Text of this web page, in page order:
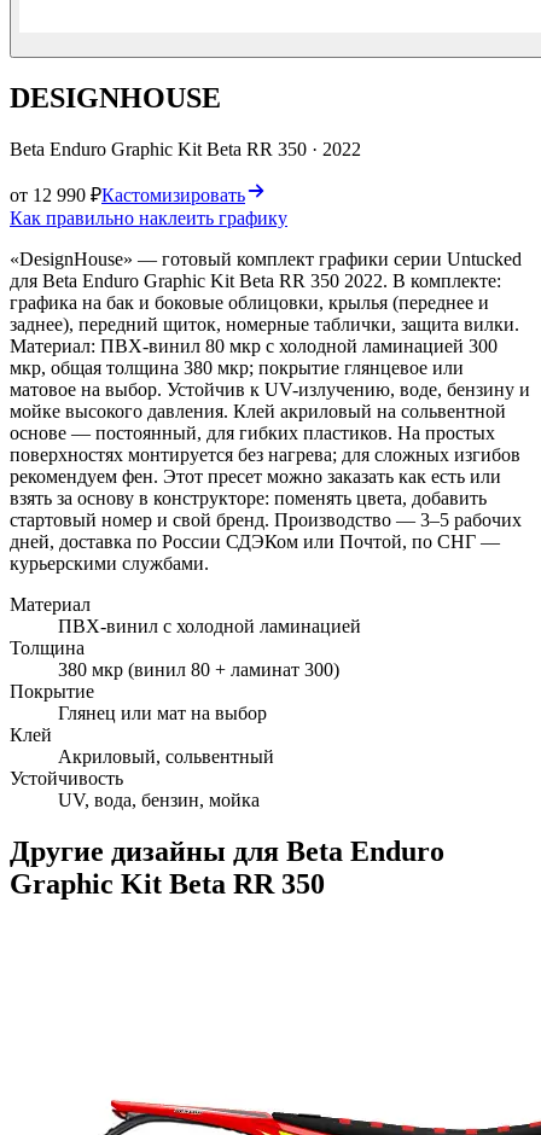
DESIGNHOUSE
Beta Enduro Graphic Kit Beta RR 350 · 2022
от 12 990 ₽Кастомизировать
Как правильно наклеить графику
«DesignHouse» — готовый комплект графики серии Untucked
для Beta Enduro Graphic Kit Beta RR 350 2022. В комплекте:
графика на бак и боковые облицовки, крылья (переднее и
заднее), передний щиток, номерные таблички, защита вилки.
Материал: ПВХ-винил 80 мкр с холодной ламинацией 300
мкр, общая толщина 380 мкр; покрытие глянцевое или
матовое на выбор. Устойчив к UV-излучению, воде, бензину и
мойке высокого давления. Клей акриловый на сольвентной
основе — постоянный, для гибких пластиков. На простых
поверхностях монтируется без нагрева; для сложных изгибов
рекомендуем фен. Этот пресет можно заказать как есть или
взять за основу в конструкторе: поменять цвета, добавить
стартовый номер и свой бренд. Производство — 3–5 рабочих
дней, доставка по России СДЭКом или Почтой, по СНГ —
курьерскими службами.
Материал
ПВХ-винил с холодной ламинацией
Толщина
380 мкр (винил 80 + ламинат 300)
Покрытие
Глянец или мат на выбор
Клей
Акриловый, сольвентный
Устойчивость
UV, вода, бензин, мойка
Другие дизайны для Beta Enduro
Graphic Kit Beta RR 350